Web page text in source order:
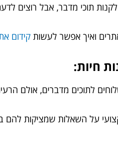
תוכי מדבר, אבל רוצים
ואיך אפשר לעשות קידום
חיות:
לתוכים מדברים, אולם
על השאלות שמציקות להם